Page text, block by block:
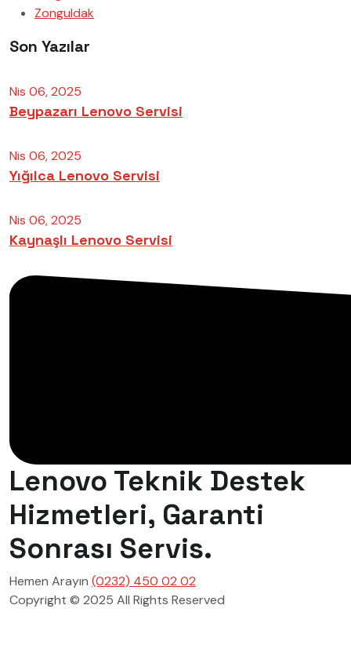
Zonguldak
Son Yazılar
Nis 06, 2025
Beypazarı Lenovo Servisi
Nis 06, 2025
Yığılca Lenovo Servisi
Nis 06, 2025
Kaynaşlı Lenovo Servisi
Lenovo Teknik Destek
Hizmetleri, Garanti
Sonrası Servis.
Hemen Arayın (0232) 450 02 02
Copyright © 2025 All Rights Reserved